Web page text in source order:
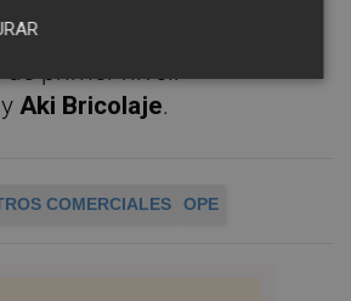
de esos tres activos
primer nivel:
y Aki Bricolaje.
COMERCIALES OPE